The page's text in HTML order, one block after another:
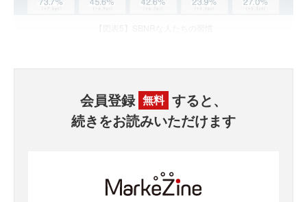
会員登録 無料 すると、
続きをお読みいただけます